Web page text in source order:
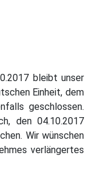
bleibt unser
Einheit, dem
geschlossen.
den 04.10.2017
Wir wünschen
verlängertes